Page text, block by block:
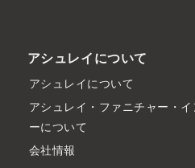
アシュレイについて
アシュレイについて
アシュレイ・ファニチャー・イ
ーについて
会社情報